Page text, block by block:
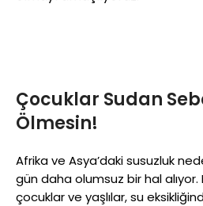
Çocuklar Sudan
Ölmesin!
Afrika ve Asya’daki susuzluk
gün daha olumsuz bir hal
çocuklar ve yaşlılar, su